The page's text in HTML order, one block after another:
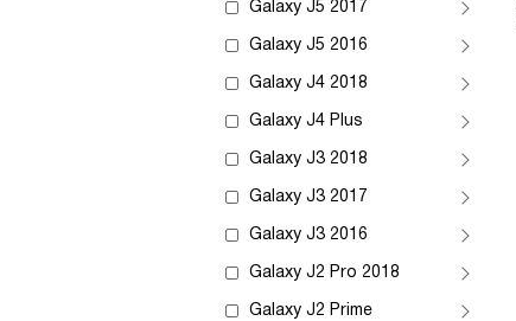
Galaxy J5 2017
Galaxy J5 2016
Galaxy J4 2018
Galaxy J4 Plus
Galaxy J3 2018
Galaxy J3 2017
Galaxy J3 2016
Galaxy J2 Pro 2018
Galaxy J2 Prime